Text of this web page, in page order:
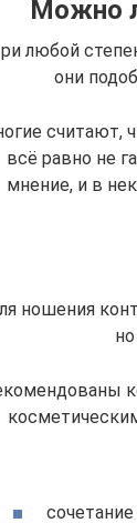
Можно
любой
они
считают,
всё равно не
мнение, и в
ношения